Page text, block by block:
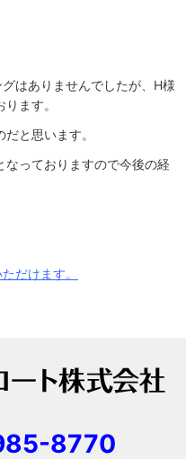
はありませんでしたが、H様
ます。
と思います。
なっておりますので今後の経
だけます。
8770